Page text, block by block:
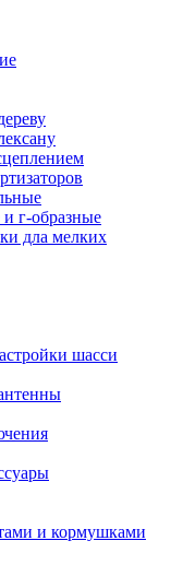
г-образные
дла мелких
шасси
и кормушками